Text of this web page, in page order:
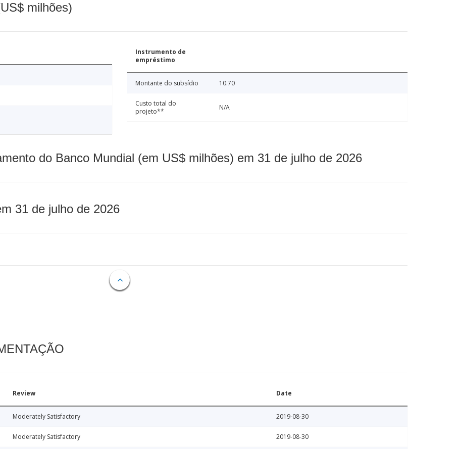
milhões)
Instrumento de
empréstimo
Montante do subsídio 10.70
Custo total do
projeto**
N/A
do Banco Mundial (em US$ milhões) em 31 de julho de 2026
31 de julho de 2026
Review Date
Moderately Satisfactory 2019-08-30
Moderately Satisfactory 2019-08-30